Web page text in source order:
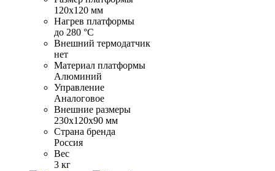
120х120 мм
Нагрев платформы
до 280 °С
Внешний термодатчик
нет
Материал платформы
Алюминий
Управление
Аналоговое
Внешние размеры
230х120х90 мм
Страна бренда
Россия
Вес
3 кг